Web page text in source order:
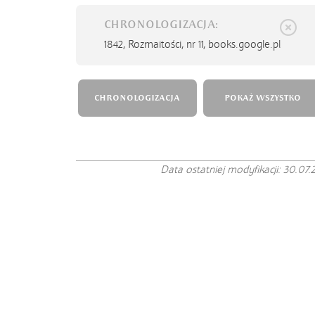
CHRONOLOGIZACJA:
1842, Rozmaitości, nr 11, books.google.pl
CHRONOLOGIZACJA POKAŻ WSZYSTKO
Data ostatniej modyfikacji: